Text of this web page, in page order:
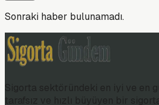
Sonraki haber bulunamadı.